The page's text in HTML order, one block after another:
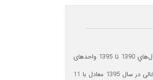
علی چگینی مدیر کل برنامه ریزی و اقتصاد مسکن در گفت و گو با خبرگزاری میزان، گفت: طبق اعلام مركز آمار ايران در سر شماری نفوس و مسكن، طي سال‌هاي 1390 تا 1395 واحدهای
مسكونی خالی، با رشد 58 درصدي از 1.66 میلیون واحد به حدود 2.58 میلیون واحد در سال 1395 افزايش يافته است که این میزان از واحدهای مسکونی خالی در سال 1395 معادل با 11